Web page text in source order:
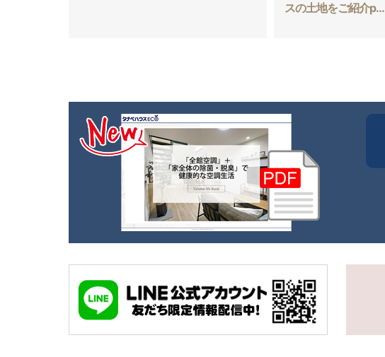
スの土地をご紹介p...